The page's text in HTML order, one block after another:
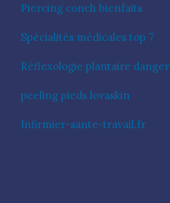
Piercing conch bienfaits
Spécialités médicales top 7
Réflexologie plantaire danger
peeling pieds lovaskin
Infirmier-sante-travail.fr